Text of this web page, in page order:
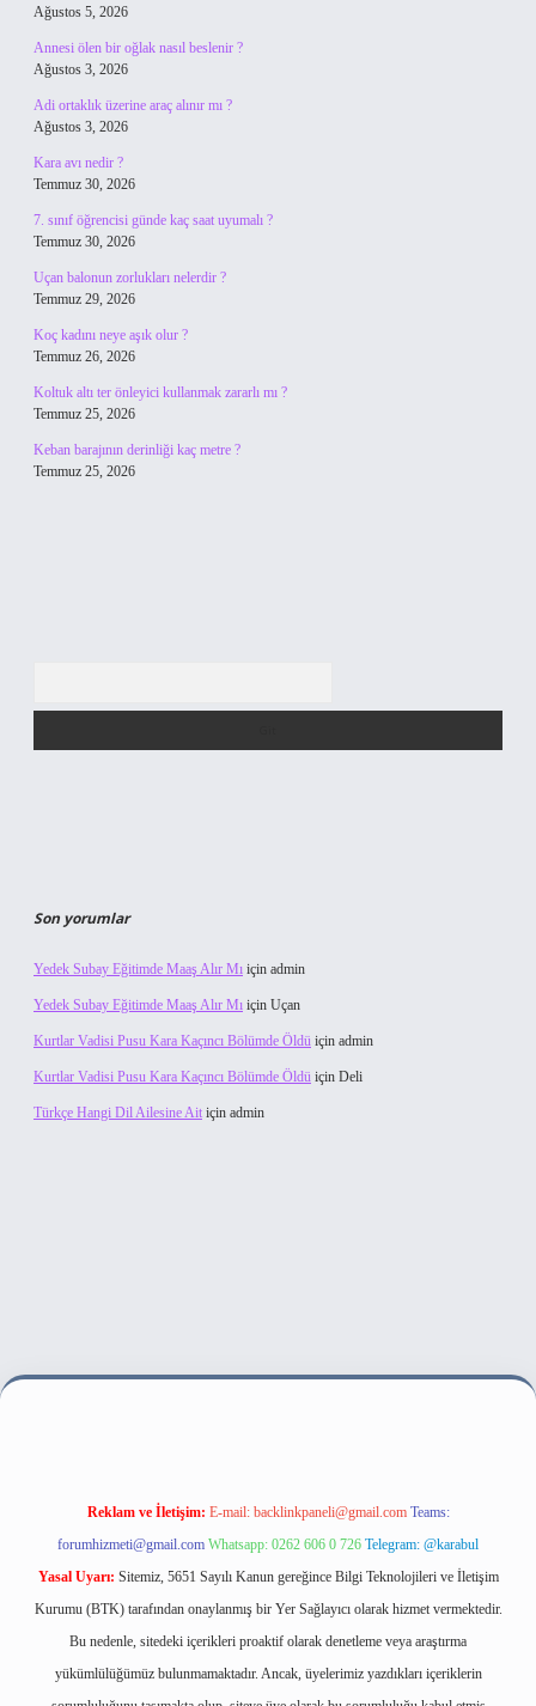
Ağustos 5, 2026
Annesi ölen bir oğlak nasıl beslenir ?
Ağustos 3, 2026
Adi ortaklık üzerine araç alınır mı ?
Ağustos 3, 2026
Kara avı nedir ?
Temmuz 30, 2026
7. sınıf öğrencisi günde kaç saat uyumalı ?
Temmuz 30, 2026
Uçan balonun zorlukları nelerdir ?
Temmuz 29, 2026
Koç kadını neye aşık olur ?
Temmuz 26, 2026
Koltuk altı ter önleyici kullanmak zararlı mı ?
Temmuz 25, 2026
Keban barajının derinliği kaç metre ?
Temmuz 25, 2026
Son yorumlar
Yedek Subay Eğitimde Maaş Alır Mı için admin
Yedek Subay Eğitimde Maaş Alır Mı için Uçan
Kurtlar Vadisi Pusu Kara Kaçıncı Bölümde Öldü için admin
Kurtlar Vadisi Pusu Kara Kaçıncı Bölümde Öldü için Deli
Türkçe Hangi Dil Ailesine Ait için admin
Reklam ve İletişim: E-mail: backlinkpaneli@gmail.com Teams:
forumhizmeti@gmail.com Whatsapp: 0262 606 0 726 Telegram: @karabul
Yasal Uyarı: Sitemiz, 5651 Sayılı Kanun gereğince Bilgi Teknolojileri ve İletişim
Kurumu (BTK) tarafından onaylanmış bir Yer Sağlayıcı olarak hizmet vermektedir.
Bu nedenle, sitedeki içerikleri proaktif olarak denetleme veya araştırma
yükümlülüğümüz bulunmamaktadır. Ancak, üyelerimiz yazdıkları içeriklerin